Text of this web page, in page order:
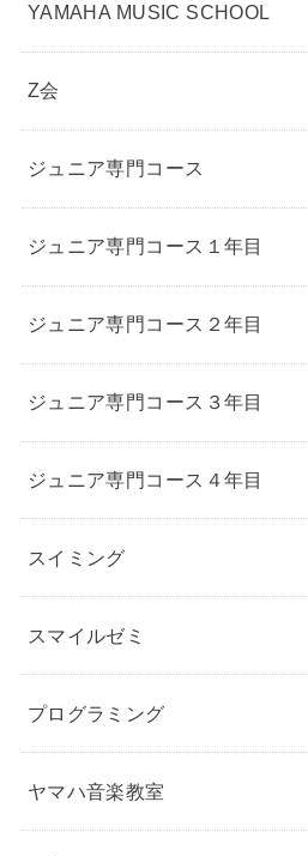
YAMAHA MUSIC SCHOOL
Z会
ジュニア専門コース
ジュニア専門コース１年目
ジュニア専門コース２年目
ジュニア専門コース３年目
ジュニア専門コース４年目
スイミング
スマイルゼミ
プログラミング
ヤマハ音楽教室